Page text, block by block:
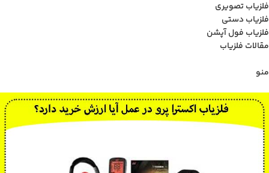
فلزیاب تصویری
فلزیاب دستی
فلزیاب فول آپشن
مقالات فلزیاب
منو